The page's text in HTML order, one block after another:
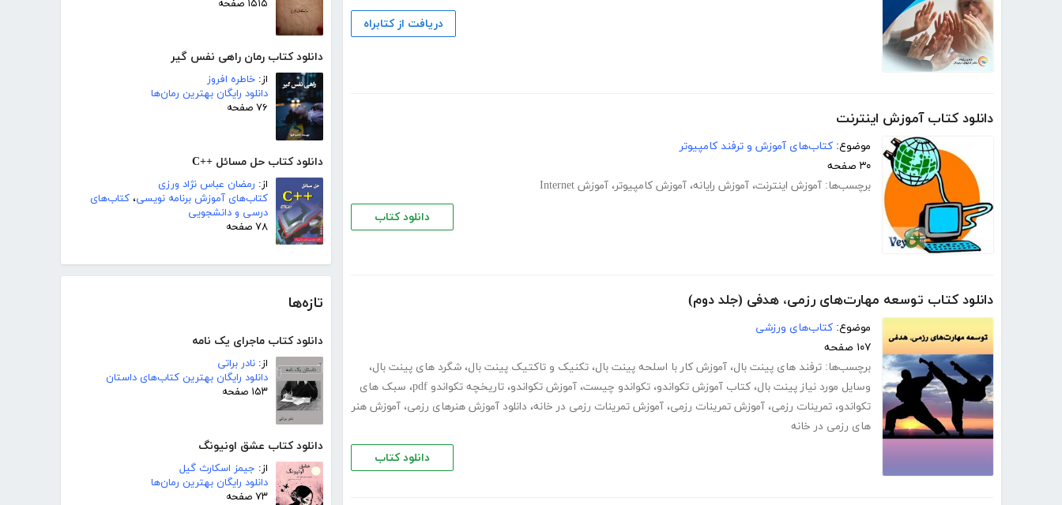
۱۵۱۵ صفحه
دانلود کتاب رمان راهی نفس گیر
از: خاطره افروز
دانلود رایگان بهترین رمان‌ها
۷۶ صفحه
دانلود کتاب حل مسائل ++C
از: رمضان عباس نژاد ورزی
کتاب‌های آموزش برنامه نویسی، کتاب‌های
درسی و دانشجویی
۷۸ صفحه
تازه‌ها
دانلود کتاب ماجرای یک نامه
از: نادر براتی
دانلود رایگان بهترین کتاب‌های داستان
۱۵۳ صفحه
دانلود کتاب عشق اونیونگ
از: جیمز اسکارث گیل
دانلود رایگان بهترین رمان‌ها
۷۳ صفحه
دریافت از کتابراه
دانلود کتاب آموزش اینترنت
موضوع: کتاب‌های آموزش و ترفند کامپیوتر
۳۰ صفحه
برچسب‌ها: آموزش اینترنت، آموزش رایانه، آموزش کامپیوتر، آموزش Internet
دانلود کتاب
دانلود کتاب توسعه مهارت‌های رزمی، هدفی (جلد دوم)
موضوع: کتاب‌های ورزشی
۱۰۷ صفحه
برچسب‌ها: ترفند های پینت بال، آموزش کار با اسلحه پینت بال، تکنیک و تاکتیک پینت بال، شگرد های پینت بال،
وسایل مورد نیاز پینت بال، کتاب آموزش تکواندو، تکواندو چیست، آموزش تکواندو، تاریخچه تکواندو pdf ، سبک های
تکواندو، تمرینات رزمی، آموزش تمرینات رزمی، آموزش تمرینات رزمی در خانه، دانلود آموزش هنرهای رزمی، آموزش هنر
های رزمی در خانه
دانلود کتاب